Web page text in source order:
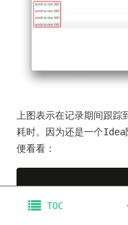
上图表示在记录期间跟
耗时。因为还是一个Idea
便看看：
import
{
TOC